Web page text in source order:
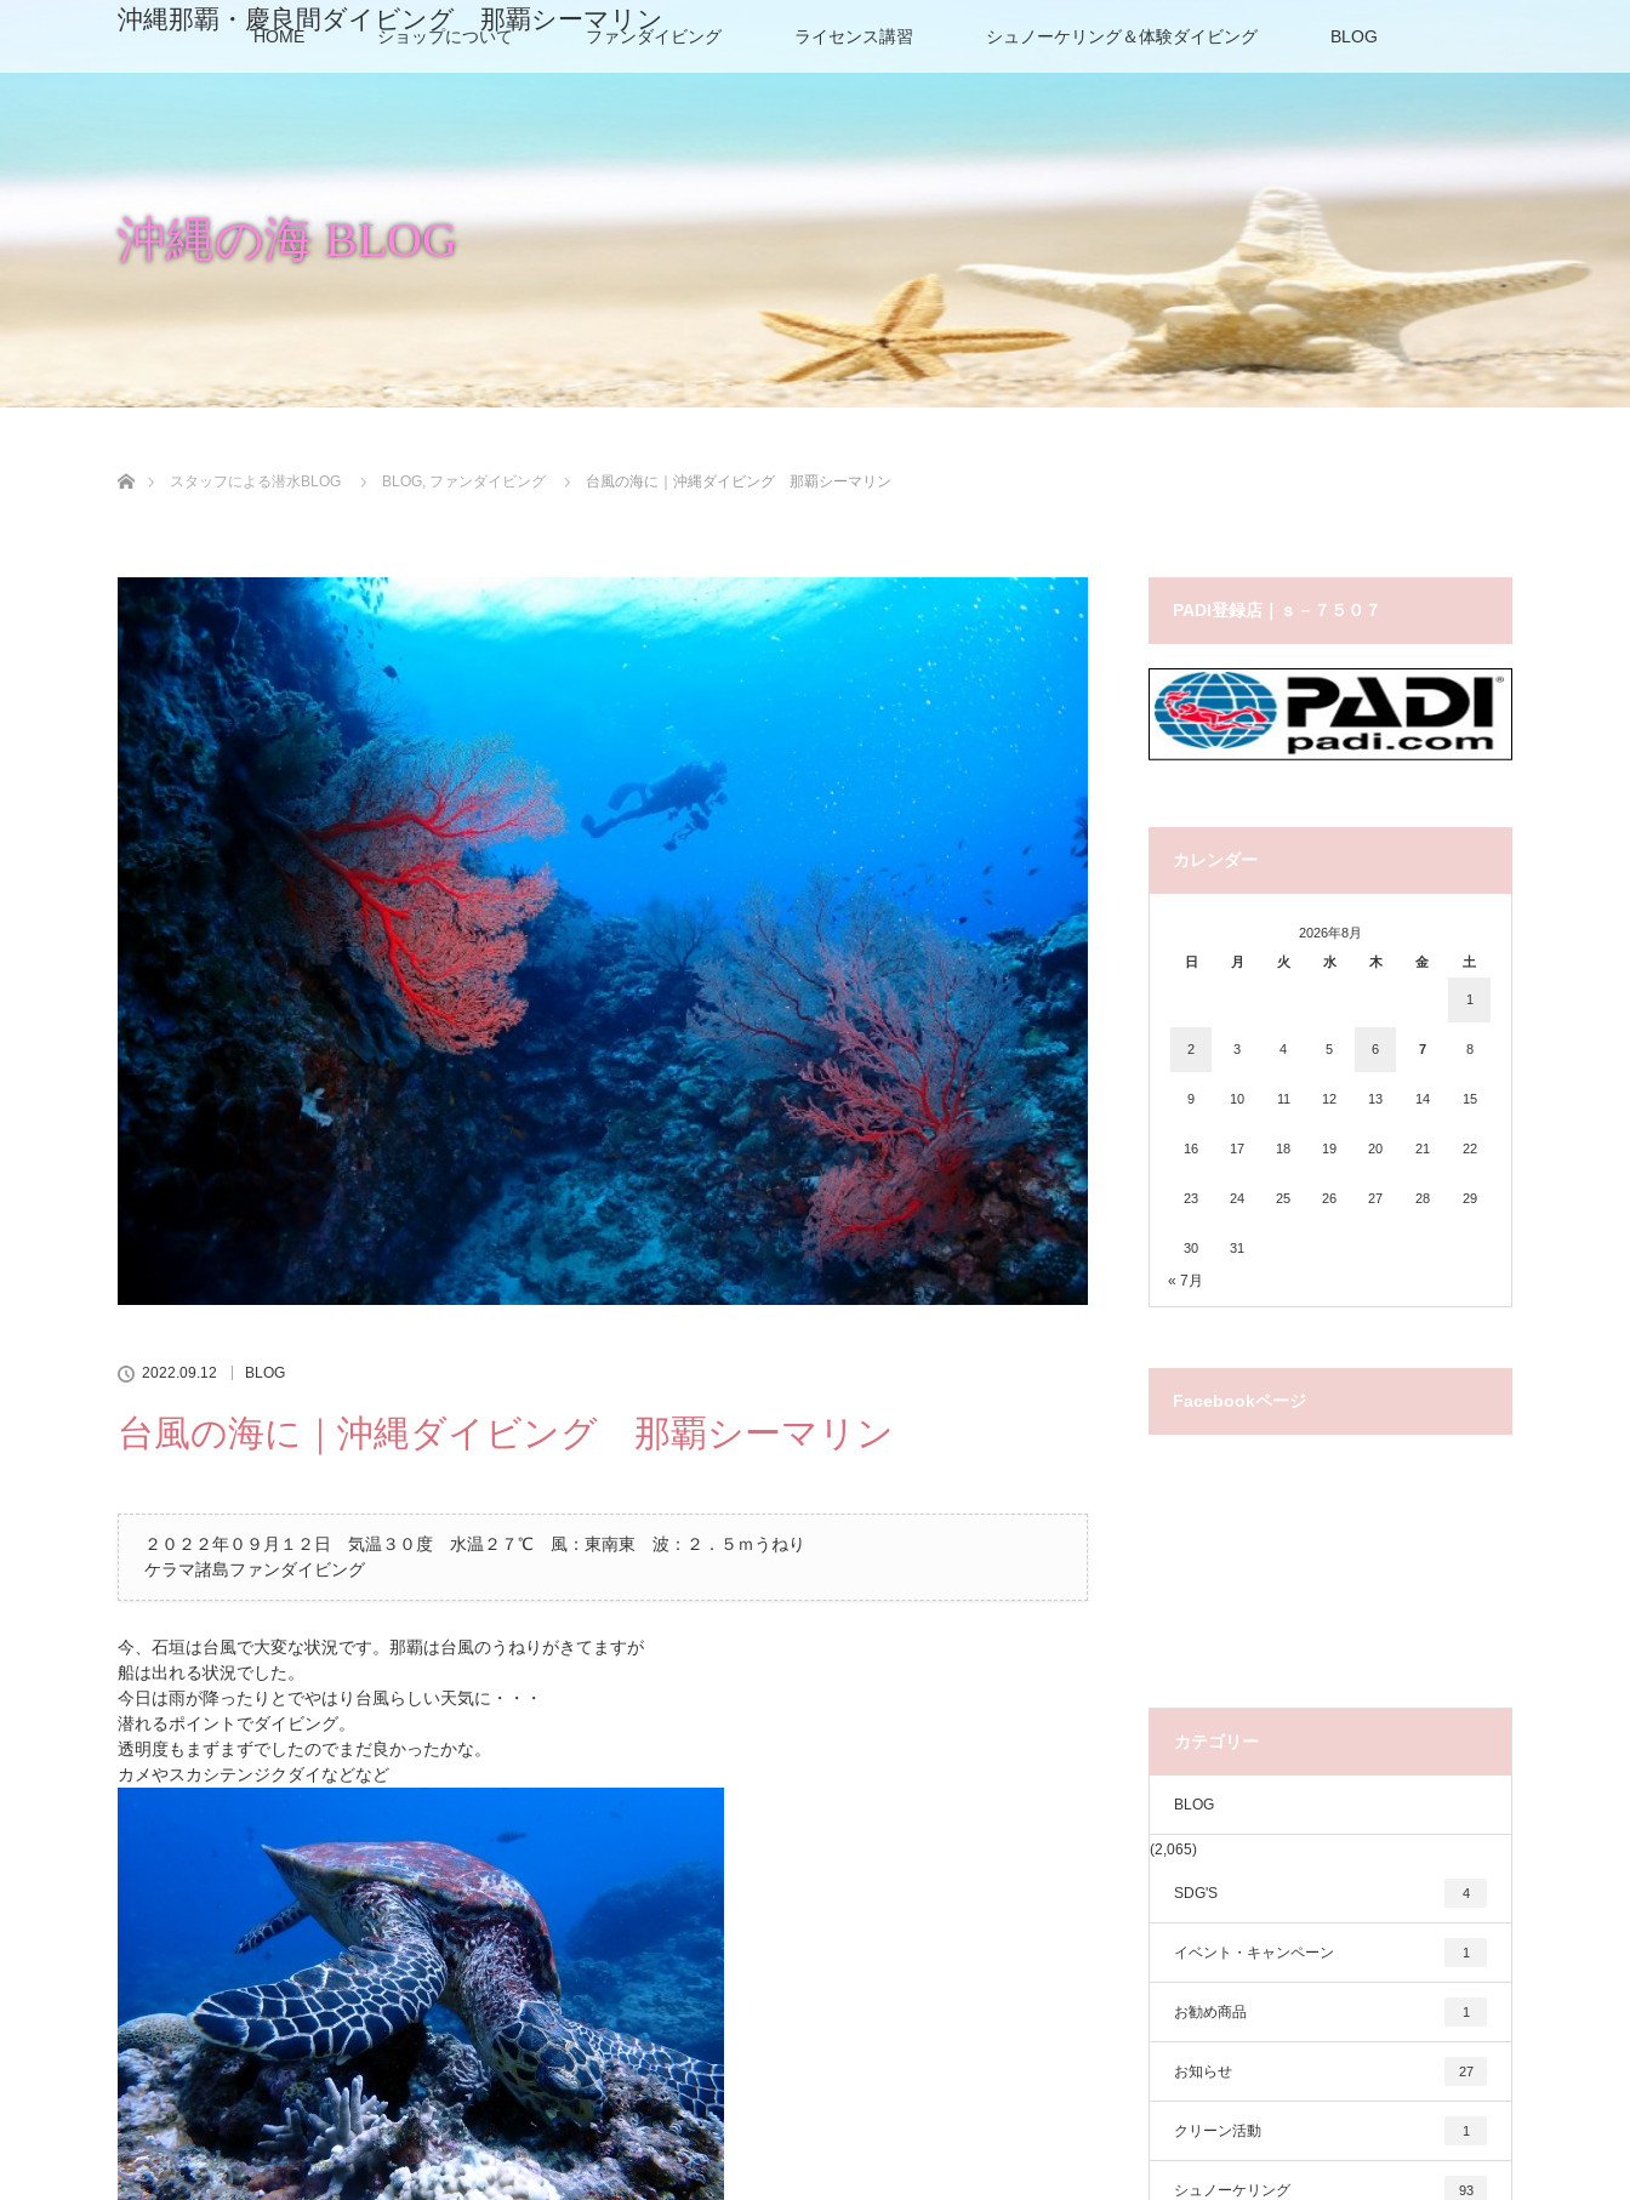
沖縄那覇・慶良間ダイビング 那覇シーマリン
HOME ショップについて ファンダイビング ライセンス講習 シュノーケリング＆体験ダイビング BLOG
沖縄の海 BLOG
スタッフによる潜水BLOG
BLOG, ファンダイビング 台風の海に｜沖縄ダイビング 那覇シーマリン
2022.09.12 BLOG
台風の海に｜沖縄ダイビング 那覇シーマリン
２０２２年０９月１２日 気温３０度 水温２７℃ 風：東南東 波：２．５ｍうねり
ケラマ諸島ファンダイビング
今、石垣は台風で大変な状況です。那覇は台風のうねりがきてますが
船は出れる状況でした。
今日は雨が降ったりとでやはり台風らしい天気に・・・
潜れるポイントでダイビング。
透明度もまずまずでしたのでまだ良かったかな。
カメやスカシテンジクダイなどなど
PADI登録店｜ｓ－７５０７
カレンダー
2026年8月
日
月 火 水 木 金 土
1
2 3 4 5 6 7 8
9 10 11 12 13 14 15
16 17 18 19 20 21 22
23 24 25 26 27 28 29
30 31
« 7月
Facebookページ
カテゴリー
BLOG
(2,065)
SDG'S 4
イベント・キャンペーン 1
お勧め商品 1
お知らせ 27
クリーン活動 1
シュノーケリング 93